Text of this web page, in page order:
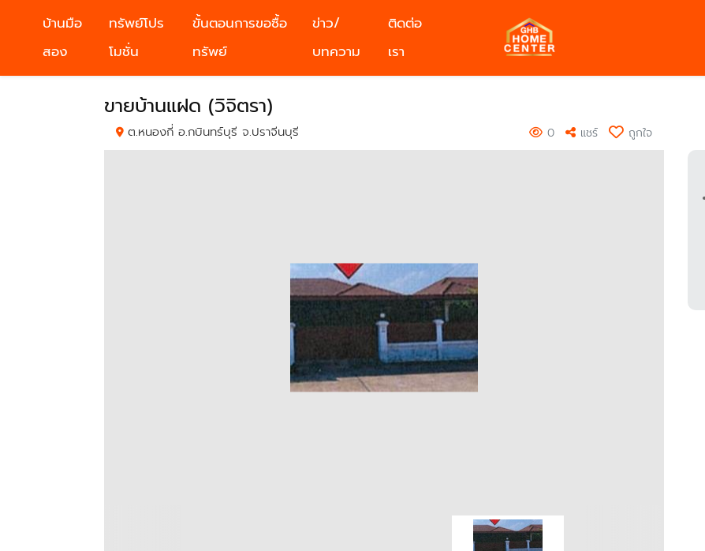
บ้านมือ
สอง
ทรัพย์โปร
โมชั่น
ขั้นตอนการขอซื้อ
ทรัพย์
ข่าว/
บทความ
ติดต่อ
เรา
ขายบ้านแฝด (วิจิตรา)
ต.หนองกี่ อ.กบินทร์บุรี จ.ปราจีนบุรี 0 แชร์ ถูกใจ